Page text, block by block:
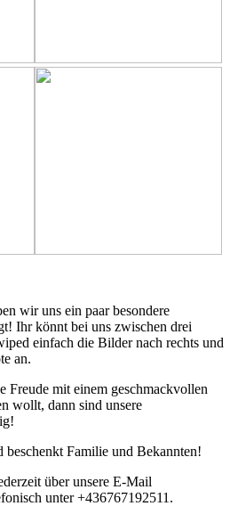
wir uns ein paar besondere
Ihr könnt bei uns zwischen drei
einfach die Bilder nach rechts und
an.
Freude mit einem geschmackvollen
wollt, dann sind unsere
beschenkt Familie und Bekannten!
über unsere E-Mail
unter +436767192511.